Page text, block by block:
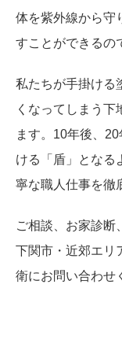
体を紫外線から守
すことができるの
私たちが手掛ける
くなってしまう下
ます。10年後、
ける「盾」となる
寧な職人仕事を徹
ご相談、お家診断
下関市・近郊エリ
衛にお問い合わせ